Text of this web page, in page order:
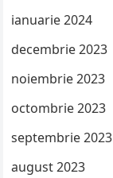
ianuarie 2024
decembrie 2023
noiembrie 2023
octombrie 2023
septembrie 2023
august 2023